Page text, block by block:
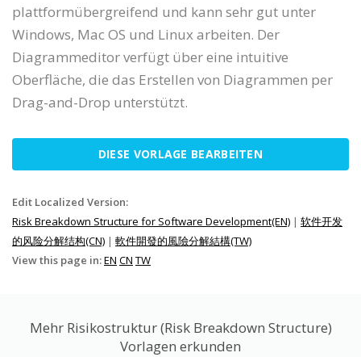
plattformübergreifend und kann sehr gut unter
Windows, Mac OS und Linux arbeiten. Der
Diagrammeditor verfügt über eine intuitive
Oberfläche, die das Erstellen von Diagrammen per
Drag-and-Drop unterstützt.
DIESE VORLAGE BEARBEITEN
Edit Localized Version:
Risk Breakdown Structure for Software Development(EN) | 软件开发
的风险分解结构(CN) | 軟件開發的風險分解結構(TW)
View this page in:EN CN TW
Mehr Risikostruktur (Risk Breakdown Structure)
Vorlagen erkunden